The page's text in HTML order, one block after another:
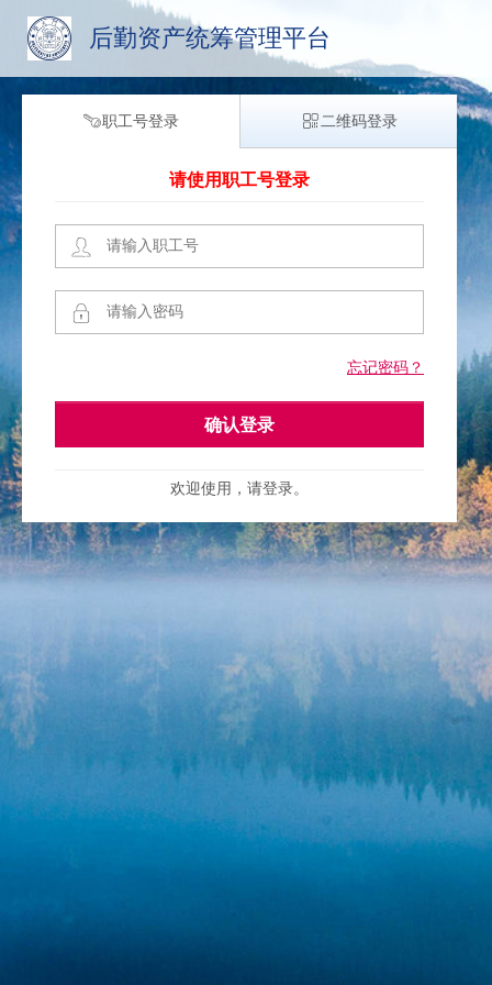
后勤资产统筹管理平台
职工号登录 二维码登录
请使用职工号登录
忘记密码？
确认登录
欢迎使用，请登录。